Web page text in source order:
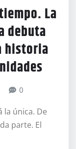
La
debuta
historia
0
la única. De
parte. El